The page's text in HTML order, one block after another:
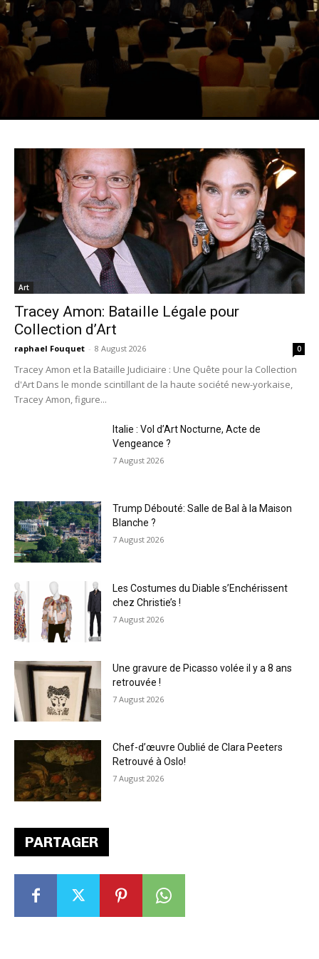
PARTAGER
Art
Tracey Amon: Bataille Légale pour
Collection d’Art
raphael Fouquet - 8 August 2026 0
Tracey Amon et la Bataille Judiciaire : Une Quête pour la Collection
d'Art Dans le monde scintillant de la haute société new-yorkaise,
Tracey Amon, figure...
Italie : Vol d’Art Nocturne, Acte de
Vengeance ?
7 August 2026
Trump Débouté: Salle de Bal à la Maison
Blanche ?
7 August 2026
Les Costumes du Diable s’Enchérissent
chez Christie’s !
7 August 2026
Une gravure de Picasso volée il y a 8 ans
retrouvée !
7 August 2026
Chef-d’œuvre Oublié de Clara Peeters
Retrouvé à Oslo!
7 August 2026